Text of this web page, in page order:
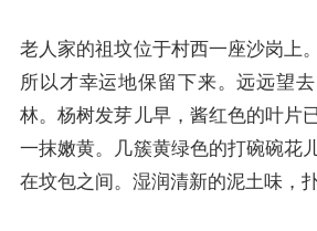
老人家的祖坟位于村西一座沙岗上
所以才幸运地保留下来。远远望
林。杨树发芽儿早，酱红色的叶片
一抹嫩黄。几簇黄绿色的打碗碗花
在坟包之间。湿润清新的泥土味，